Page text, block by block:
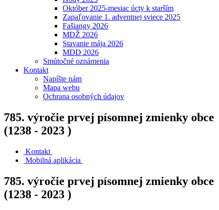
Október 2025-mesiac úcty k starším
Zapaľovanie 1. adventnej sviece 2025
Fašiangy 2026
MDŽ 2026
Stavanie mája 2026
MDD 2026
Smútočné oznámenia
Kontakt
Napíšte nám
Mapa webu
Ochrana osobných údajov
785. výročie prvej písomnej zmienky obce
(1238 - 2023 )
Kontakt
Mobilná aplikácia
785. výročie prvej písomnej zmienky obce
(1238 - 2023 )